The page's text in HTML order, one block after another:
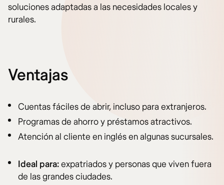
soluciones adaptadas a las necesidades locales y
rurales.
Ventajas
Cuentas fáciles de abrir, incluso para extranjeros.
Programas de ahorro y préstamos atractivos.
Atención al cliente en inglés en algunas sucursales.
Ideal para:expatriados y personas que viven fuera
de las grandes ciudades.